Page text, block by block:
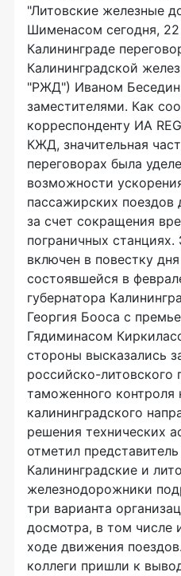
"Литовские железные
Шименасом сегодня,
Калининграде
Калининградской
"РЖД") Иваном
заместителями. Как
корреспонденту ИА
КЖД, значительная
переговорах была
возможности
пассажирских поездов
за счет сокращения
пограничных
включен в повестку
состоявшейся в
губернатора
Георгия Бооса с
Гядиминасом
стороны высказались
российско-литовского
таможенного контроля
калининградского
решения технических
отметил
Калининградские и
железнодорожники
три варианта
досмотра, в том числе
ходе движения
коллеги пришли к